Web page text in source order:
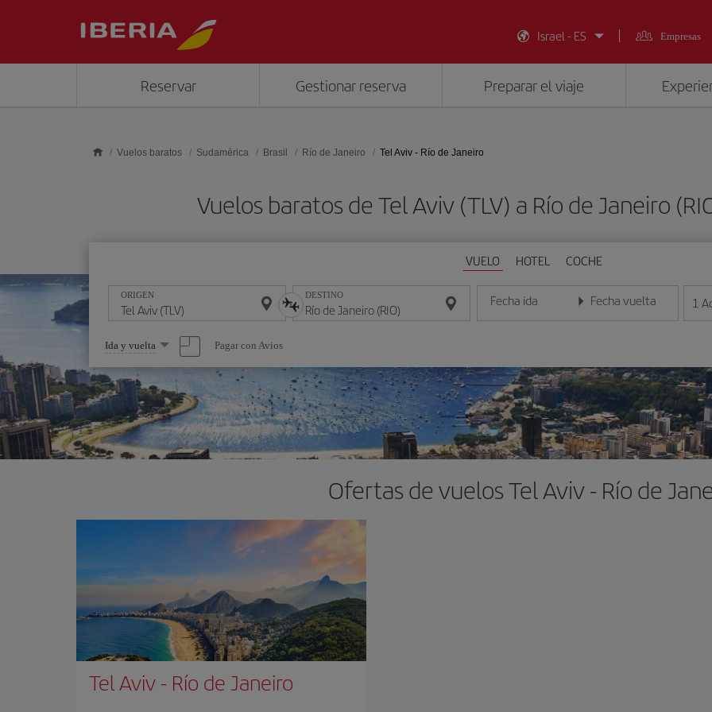
Israel - ES
Empresas
Reservar Gestionar reserva Preparar el viaje
Vuelos baratos Sudamérica Brasil Río de Janeiro Tel Aviv - Río de Janeiro
Vuelos baratos de Tel Aviv (TLV) a Río de Janeiro
VUELO HOTEL COCHE
ORIGEN DESTINO Fecha ida
Introduce la fecha en formato día/mes/año
Fecha vuelta
Introduce la fecha en 1
Seleccione
una
opción
Ida y vuelta Pagar con Avios
Ofertas de vuelos Tel Aviv - Río de
Tel Aviv- Río de Janeiro